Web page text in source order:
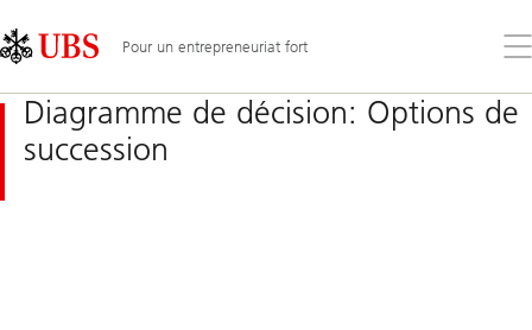
Links
Area
Pour un entrepreneuriat fort
le
Diagramme de décision: Options de
succession